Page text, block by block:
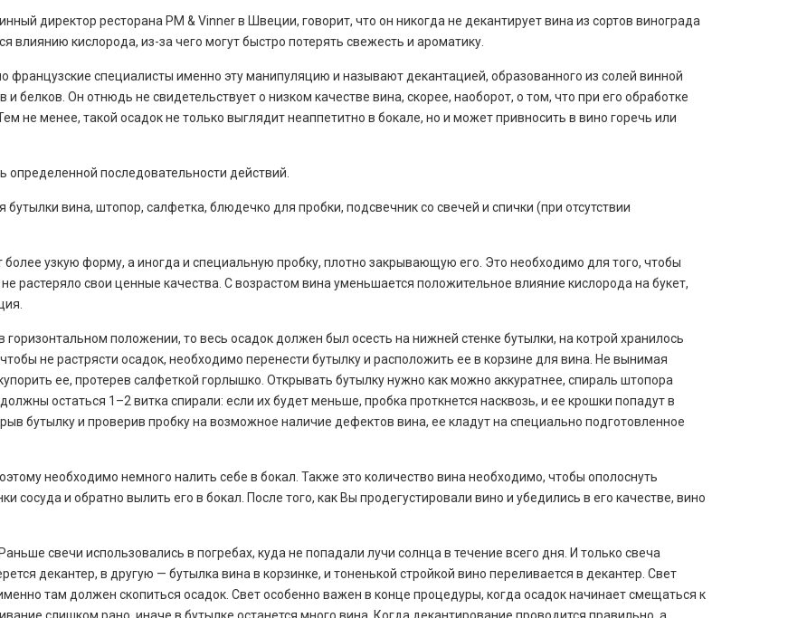
директор ресторана PM & Vinner в Швеции, говорит, что он никогда не декантирует вина из сортов винограда
влиянию кислорода, из-за чего могут быстро потерять свежесть и ароматику.
французские специалисты именно эту манипуляцию и называют декантацией, образованного из солей винной
белков. Он отнюдь не свидетельствует о низком качестве вина, скорее, наоборот, о том, что при его обработке
не менее, такой осадок не только выглядит неаппетитно в бокале, но и может привносить в вино горечь или
последовательности действий.
вина, штопор, салфетка, блюдечко для пробки, подсвечник со свечей и спички (при отсутствии
узкую форму, а иногда и специальную пробку, плотно закрывающую его. Это необходимо для того, чтобы
растеряло свои ценные качества. С возрастом вина уменьшается положительное влияние кислорода на букет,
положении, то весь осадок должен был осесть на нижней стенке бутылки, на котрой хранилось
не растрясти осадок, необходимо перенести бутылку и расположить ее в корзине для вина. Не вынимая
ее, протерев салфеткой горлышко. Открывать бутылку нужно как можно аккуратнее, спираль штопора
остаться 1–2 витка спирали: если их будет меньше, пробка проткнется насквозь, и ее крошки попадут в
бутылку и проверив пробку на возможное наличие дефектов вина, ее кладут на специально подготовленное
необходимо немного налить себе в бокал. Также это количество вина необходимо, чтобы ополоснуть
и обратно вылить его в бокал. После того, как Вы продегустировали вино и убедились в его качестве, вино
свечи использовались в погребах, куда не попадали лучи солнца в течение всего дня. И только свеча
декантер, в другую — бутылка вина в корзинке, и тоненькой стройкой вино переливается в декантер. Свет
там должен скопиться осадок. Свет особенно важен в конце процедуры, когда осадок начинает смещаться к